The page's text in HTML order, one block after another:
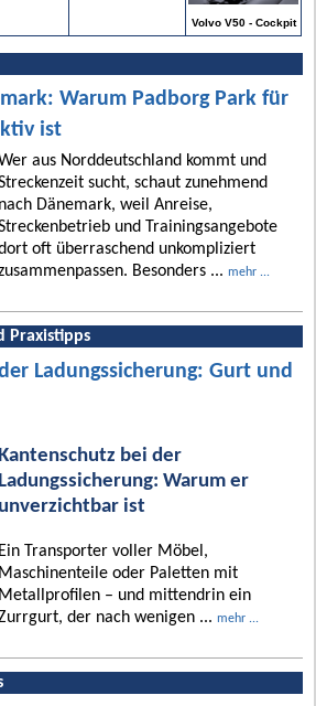
Volvo V50 - Cockpit
Warum Padborg Park für
ist
aus Norddeutschland kommt und
sucht, schaut zunehmend
nach Dänemark, weil Anreise,
und Trainingsangebote
oft überraschend unkompliziert
Besonders ... mehr ...
Praxistipps
Ladungssicherung: Gurt und
bei der
Ladungssicherung: Warum er
unverzichtbar ist
Ein Transporter voller Möbel,
Maschinenteile oder Paletten mit
Metallprofilen – und mittendrin ein
der nach wenigen ... mehr ...